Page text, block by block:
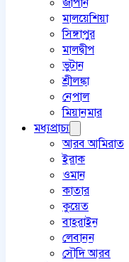
মালয়েশিয়া
সিঙ্গাপুর
মালদ্বীপ
ভুটান
শ্রীলঙ্কা
নেপাল
মিয়ানমার
মধ্যপ্রাচ্য
আরব আমিরাত
ইরাক
ওমান
কাতার
কুয়েত
বাহরাইন
লেবানন
সৌদি আরব